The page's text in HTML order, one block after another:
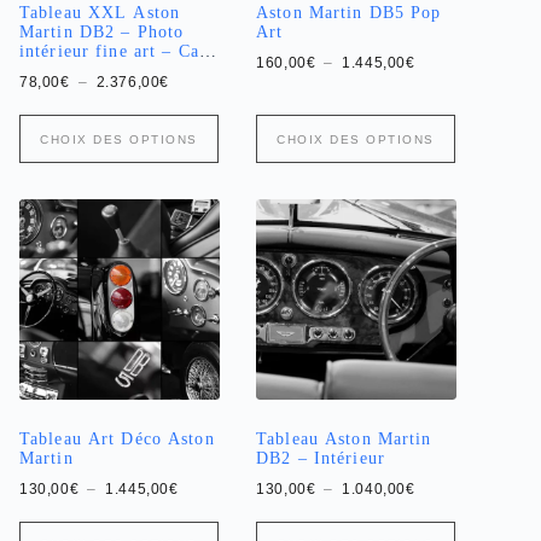
Tableau XXL Aston
Martin DB2 – Photo
intérieur fine art – Cars
78,00€ – 2.376,00€Plage
prix :
78,00€
à
2.376,00€
CHOIX DES OPTIONS
produit
a
variations.
Les
options
peuvent
être
choisies
sur
la
page
du
produit
Aston Martin DB5 Pop
Art
160,00€ – 1.445,00€Plage
160,00€
1.445,00€
CHOIX DES OPTIONS
produit
a
variations.
Les
options
peuvent
être
choisies
sur
la
page
du
produit
Tableau Art Déco Aston
Martin
130,00€ – 1.445,00€Plage
prix :
Tableau Aston Martin
DB2 – Intérieur
130,00€ – 1.040,00€Plage
prix :